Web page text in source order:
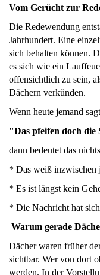
Vom Gerücht zur
Die Redewendung
Jahrhundert. Eine
sich behalten können.
es sich wie ein
offensichtlich zu sein,
Dächern verkünden.
Wenn heute jemand
"Das pfeifen doch die
dann bedeutet das
* Das weiß inzwischen
* Es ist längst kein
* Die Nachricht hat
Warum gerade
Dächer waren früher
sichtbar. Wer von dort
werden. In der